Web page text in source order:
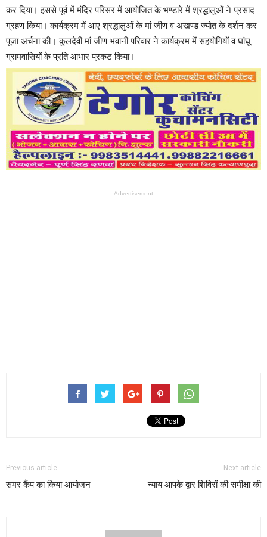
कर दिया। इससे पूर्व में मंदिर परिसर में आयोजित के भण्डारे में श्रद्धालुओं ने प्रसाद
ग्रहण किया। कार्यक्रम में आए श्रद्धालुओं के मां जीण व अखण्ड ज्योत के दर्शन कर
पूजा अर्चना की। कुलदेवी मां जीण भवानी परिवार ने कार्यक्रम में सहयोगियों व घांघू
ग्रामवासियों के प्रति आभार प्रकट किया।
Advertisement
Previous article
समर कैंप का किया आयोजन
Next article
न्याय आपके द्वार शिविरों की समीक्षा की